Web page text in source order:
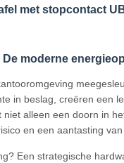
met stopcontact
De moderne
in beslag, creëren een
niet alleen een doorn in
en een aantasting
Een strategische